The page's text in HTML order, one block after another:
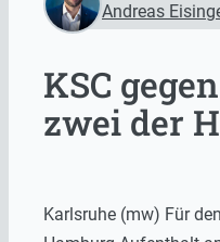
Andreas
KSC
zwei der
Karlsruhe (mw) Für